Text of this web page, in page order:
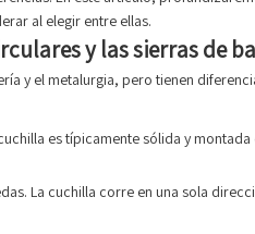
al elegir entre ellas.
y las sierras de
y el metalurgia, pero tienen
es típicamente sólida y
La cuchilla corre en una sola